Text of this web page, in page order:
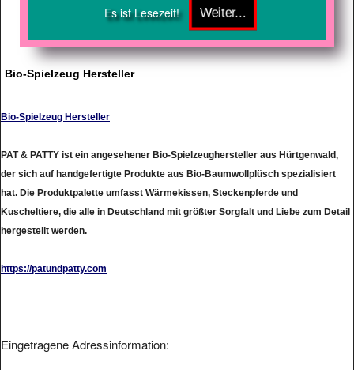
Es ist Lesezeit!
Bio-Spielzeug Hersteller
Bio-Spielzeug Hersteller
PAT & PATTY ist ein angesehener Bio-Spielzeughersteller aus Hürtgenwald,
der sich auf handgefertigte Produkte aus Bio-Baumwollplüsch spezialisiert
hat. Die Produktpalette umfasst Wärmekissen, Steckenpferde und
Kuscheltiere, die alle in Deutschland mit größter Sorgfalt und Liebe zum Detail
hergestellt werden.
https://patundpatty.com
Eingetragene Adressinformation: